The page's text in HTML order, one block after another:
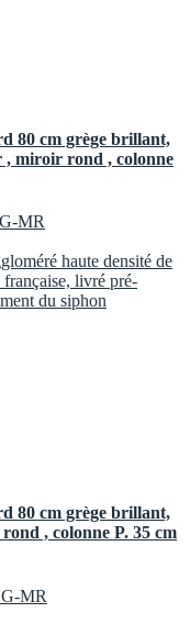
80 cm grège brillant,
, miroir rond , colonne
MR
haute densité de
livré pré-
du siphon
80 cm grège brillant,
, colonne P. 35 cm
MR